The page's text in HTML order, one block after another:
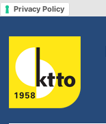
Privacy Policy